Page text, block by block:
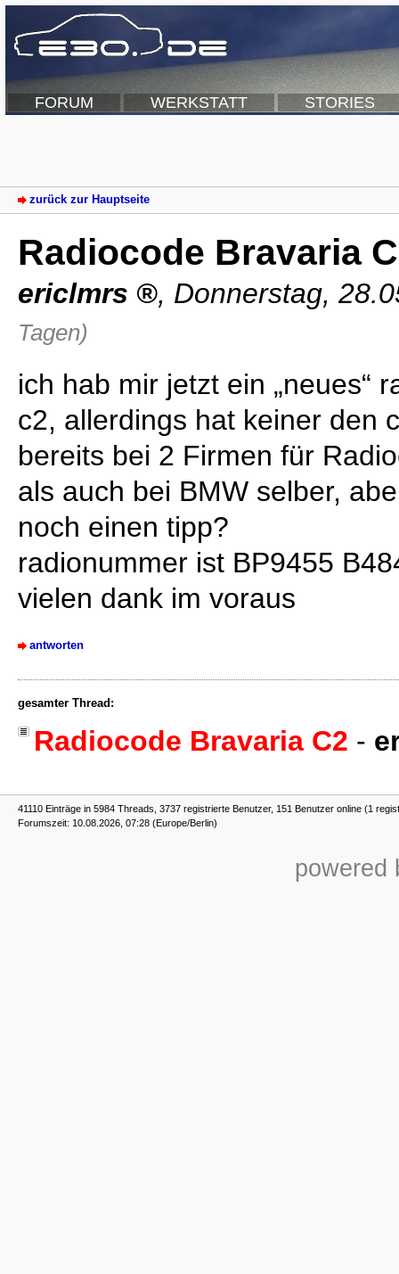
FORUM WERKSTATT STORIES
zurück zur Hauptseite
Radiocode Bravaria
ericlmrs , Donnerstag,
Tagen)
ich hab mir jetzt ein „neues“
c2, allerdings hat keiner den
bereits bei 2 Firmen für
als auch bei BMW selber,
noch einen tipp?
radionummer ist BP9455
vielen dank im voraus
antworten
gesamter Thread:
Radiocode Bravaria C2 -
41110 Einträge in 5984 Threads, 3737 registrierte Benutzer, 151 Benutzer online (1
Forumszeit: 10.08.2026, 07:28 (Europe/Berlin)
powered